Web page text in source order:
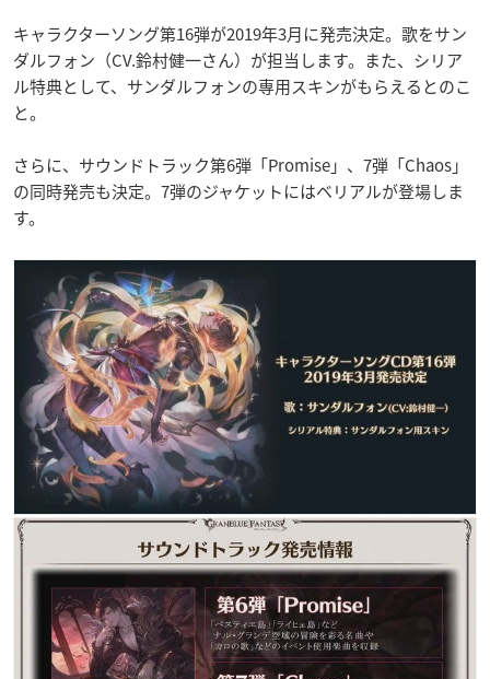
キャラクターソング第16弾が2019年3月に発売決定。歌をサン
ダルフォン（CV.鈴村健一さん）が担当します。また、シリア
ル特典として、サンダルフォンの専用スキンがもらえるとのこ
と。
さらに、サウンドトラック第6弾「Promise」、7弾「Chaos」
の同時発売も決定。7弾のジャケットにはベリアルが登場しま
す。